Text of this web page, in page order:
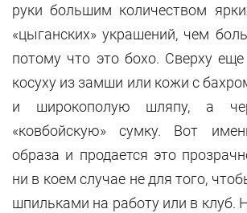
руки большим количеством
«цыганских» украшений, чем
потому что это бохо. Сверху
косуху из замши или кожи с
и широкополую шляпу, а
«ковбойскую» сумку. Вот
образа и продается это
ни в коем случае не для того,
шпильками на работу или в клуб.